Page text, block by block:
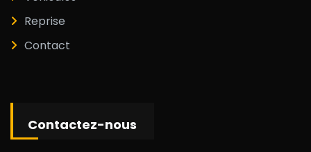
Reprise
Contact
Contactez-nous